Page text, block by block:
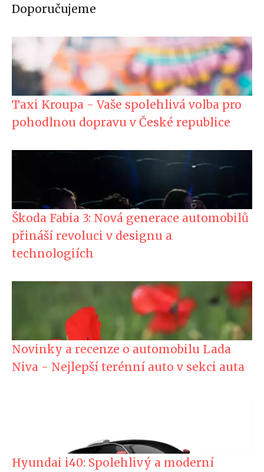
Doporučujeme
Taxi Kroupa - Vaše spolehlivá volba pro
pohodlnou dopravu v České republice
Škoda Fabia 3: Nová generace automobilů
přináší revoluci v designu a
technologiích
Novinky a recenze o automobilu Lada
Niva - Nejlepší terénní auto v sekci auta
Hyundai i40: Spolehlivý a moderní